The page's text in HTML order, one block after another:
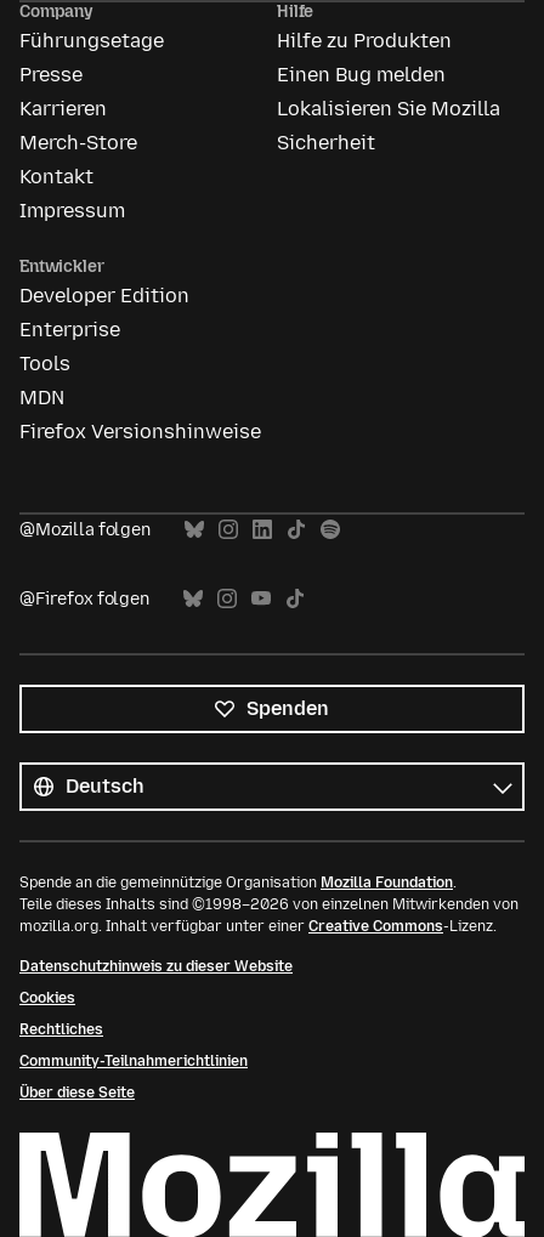
Company
Führungsetage
Presse
Karrieren
Merch-Store
Kontakt
Impressum
Hilfe
Hilfe zu Produkten
Einen Bug melden
Lokalisieren Sie Mozilla
Sicherheit
Entwickler
Developer Edition
Enterprise
Tools
MDN
Firefox Versionshinweise
@Mozilla folgen
@Firefox folgen
Spenden
Sprachen
Sprache
Spende an die gemeinnützige Organisation Mozilla Foundation.
Teile dieses Inhalts sind ©1998–2026 von einzelnen Mitwirkenden von
mozilla.org. Inhalt verfügbar unter einer Creative Commons-Lizenz.
Datenschutzhinweis zu dieser Website
Cookies
Rechtliches
Community-Teilnahmerichtlinien
Über diese Seite